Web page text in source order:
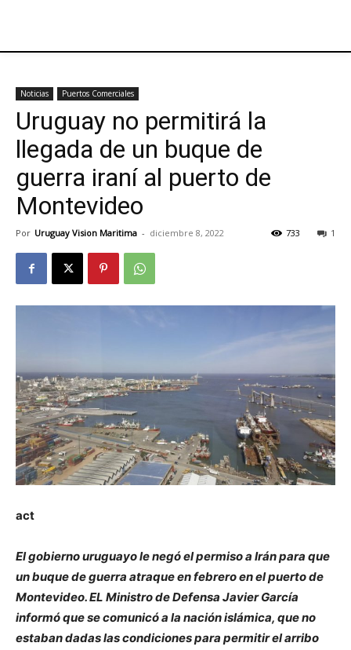
Noticias Puertos Comerciales
Uruguay no permitirá la
llegada de un buque de
guerra iraní al puerto de
Montevideo
Por Uruguay Vision Maritima - diciembre 8, 2022 1
733
act
El gobierno uruguayo le negó el permiso a Irán para que
un buque de guerra atraque en febrero en el puerto de
Montevideo. EL Ministro de Defensa Javier García
informó que se comunicó a la nación islámica, que no
estaban dadas las condiciones para permitir el arribo